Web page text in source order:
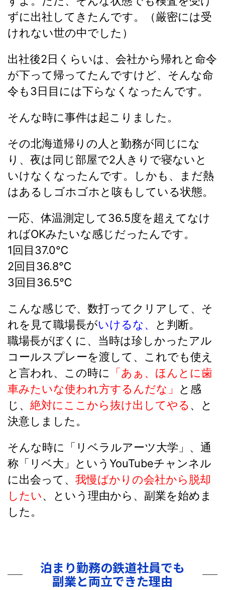
ずに出社してきたんです。（厳密には受
けれない世の中でした）
出社後2日くらいは、会社から帰れと命令
が下って帰ってたんですけど、そんな命
令も3日目には下らなくなったんです。
そんな時に事件は起こりました。
その北海道帰りの人と勤務が同じにな
り、夜は同じ部屋で2人きりで寝ないと
いけなくなったんです。しかも、まだ熱
はあるしゴホゴホと咳もしている状態。
一応、体温測定して36.5度を超えてなけ
ればOKみたいな感じだったんです。
1回目37.0℃
2回目36.8℃
3回目36.5℃
こんな感じで、数打ってクリアして、そ
れを見て職場長がいけるな、
と判断。
職場長がぼくに、当時は珍しかったアル
コールスプレーを渡して、これでも使え
と言われ、この時に
「あぁ、ほんとに歯
車みたいな使われ方するんだな」
と感
じ、 絶対にここから抜け出してやる 、と
決意しました。
そんな時に「リベラルアーツ大学」、通
称 「リベ大」
というYouTubeチャンネル
に出会って、 我慢ばかりの会社から脱却
したい、という理由から、副業を始めま
した。
泊まり勤務の鉄道社員でも
副業と両立できた理由